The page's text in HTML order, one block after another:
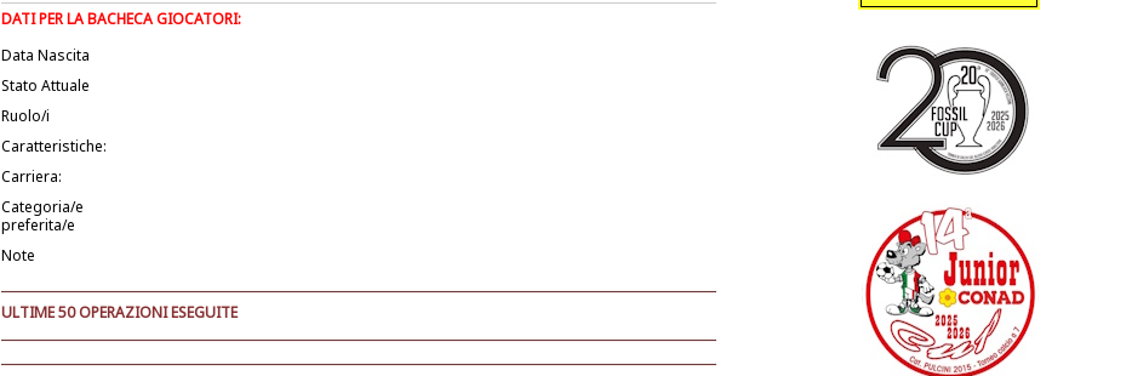
DATI PER LA BACHECA GIOCATORI:
Data Nascita
Stato Attuale
Ruolo/i
Caratteristiche:
Carriera:
Categoria/e
preferita/e
Note
ULTIME 50 OPERAZIONI ESEGUITE